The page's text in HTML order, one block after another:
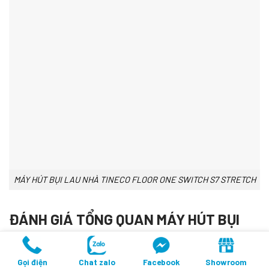
MÁY HÚT BỤI LAU NHÀ TINECO FLOOR ONE SWITCH S7 STRETCH
ĐÁNH GIÁ TỔNG QUAN MÁY HÚT BỤI
LAU NHÀ TINECO
FLOOR ONE SWITCH
S7 STRETCH
Gọi điện Chat zalo Facebook Showroom